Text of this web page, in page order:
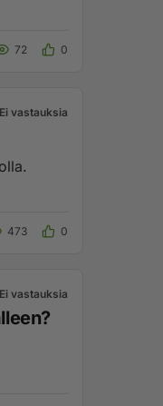
72 0
Ei vastauksia
473 0
Ei vastauksia